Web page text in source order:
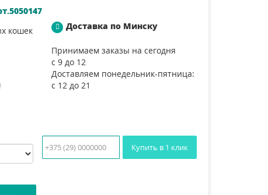
кошек
Доставка по Минску
Принимаем заказы на сегодня
с 9 до 12
Доставляем понедельник-пятница:
с 12 до 21
Купить в 1 клик